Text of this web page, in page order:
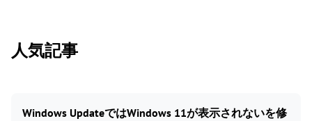
人気記事
Windows UpdateではWindows 11が表示されないを修